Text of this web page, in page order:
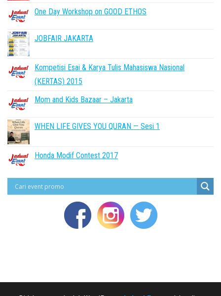
One Day Workshop on GOOD ETHOS
JOBFAIR JAKARTA
Kompetisi Esai & Karya Tulis Mahasiswa Nasional
(KERTAS) 2015
Mom and Kids Bazaar – Jakarta
WHEN LIFE GIVES YOU QURAN — Sesi 1
Honda Modif Contest 2017